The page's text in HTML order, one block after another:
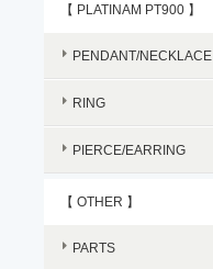
【 PLATINAM PT900 】
PENDANT/NECKLACE
RING
PIERCE/EARRING
【 OTHER 】
PARTS